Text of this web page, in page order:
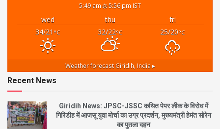
5:49 am 5:56 pm IST
wed thu
fri
34/21 °C 32/22°C 25/20°C
Weather forecast Giridih, India ▸
Recent News
Giridih News: JPSC-JSSC कथित पेपर लीक के विरोध में
गिरिडीह में आजसू युवा मोर्चा का उग्र प्रदर्शन, मुख्यमंत्री हेमंत सोरेन
का पुतला दहन